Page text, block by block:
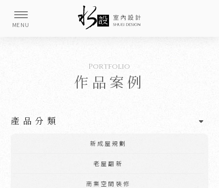
作品案例
產品分類
新成屋規劃
老屋翻新
商業空間裝修